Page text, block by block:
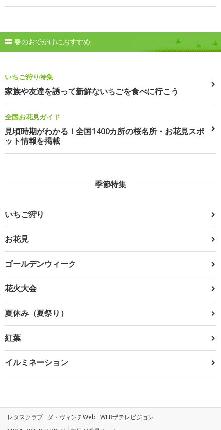
春のおでかけにおすすめ
いちご狩り特集
家族や友達を誘って新鮮ないちごを食べに行こう
全国お花見ガイド
見頃時期がわかる！全国1400カ所の桜名所・お花見スポ
ット情報を掲載
季節特集
いちご狩り
お花見
ゴールデンウィーク
花火大会
夏休み（夏祭り）
紅葉
イルミネーション
レタスクラブ ダ・ヴィンチWeb WEBザテレビジョン